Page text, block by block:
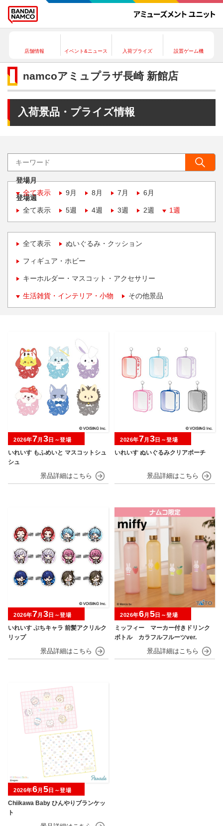
店舗情報 イベント&ニュース 入荷プライズ 設置ゲーム機
namcoアミュプラザ長崎 新館店
入荷景品・プライズ情報
登場月
全て表示
9月 8月 7月 6月
登場週
全て表示
5週 4週 3週 2週 1週
全て表示 ぬいぐるみ・クッション
フィギュア・ホビー
キーホルダー・マスコット・アクセサリー
生活雑貨・インテリア・小物 その他景品
いれいす もふめいと マスコットシュ
シュ
2026年7月 3日～登場
いれいす ぬいぐるみクリアポーチ
2026年7月 3日～登場
いれいす ぷちキャラ 前髪アクリルク
リップ
2026年7月 3日～登場
ミッフィー マーカー付きドリンク
ボトル カラフルフルーツver.
2026年6月 5日～登場
Chiikawa Baby ひんやりブランケッ
ト
2026年6月 5 日～登場